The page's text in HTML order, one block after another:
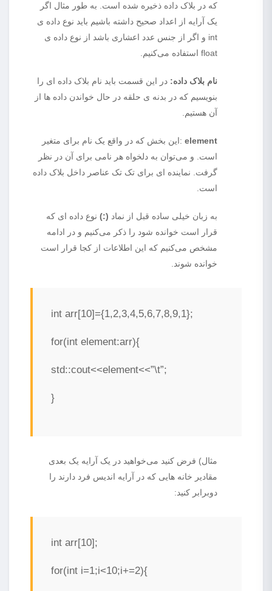
که در بلاک داده ذخیره شده است. به طور مثال اگر
یک آرایه از اعداد صحیح داشته باشیم باید نوع داده ی
int و اگر از جنس عدد اعشاری باشد از نوع داده ی
float استفاده می‌کنیم.
نام بلاک داده: در این قسمت باید نام بلاک داده ای را
بنویسیم که در بدنه ی حلقه در حال خواندن داده ها از
آن هستیم.
element :این بخش که در واقع یک نام برای متغیر
است. و می‌توان به دلخواه هر نامی برای آن در نظر
گرفت. نماینده ای برای تک تک عناصر داخل بلاک داده
است.
به زبان خیلی ساده قبل از نماد (:) نوع داده ای که
قرار است خوانده شود را ذکر می‌کنیم و در ادامه
مشخص می‌کنیم که این اطلاعات از کجا قرار است
خوانده شوند.
int arr[10]={1,2,3,4,5,6,7,8,9,1};
for(int element:arr){
std::cout<<element<<”\t”;
}
مثال) فرض کنید می‌خواهید در یک آرایه یک بعدی
مقادیر خانه هایی که در آرایه اندیس فرد دارند را
دوبرابر کنید:
int arr[10];
for(int i=1;i<10;i+=2){